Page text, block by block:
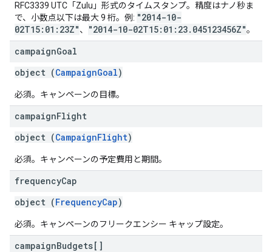
RFC3339 UTC「Zulu」形式のタイムスタンプ。精度はナノ秒ま
で、小数点以下は最大 9 桁。例: "2014-10-
02T15:01:23Z"、 "2014-10-02T15:01:23.045123456Z"。
campaignGoal
object (CampaignGoal)
必須。キャンペーンの目標。
campaignFlight
object (CampaignFlight)
必須。キャンペーンの予定費用と期間。
frequencyCap
object (FrequencyCap)
必須。キャンペーンのフリークエンシー キャップ設定。
campaignBudgets[]